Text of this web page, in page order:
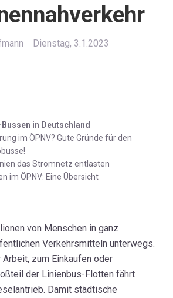
Dienstag, 3.1.2023
in Deutschland
im ÖPNV? Gute Gründe für den
das Stromnetz entlasten
im ÖPNV: Eine Übersicht
von Menschen in ganz
Verkehrsmitteln unterwegs.
zum Einkaufen oder
der Linienbus-Flotten fährt
Damit städtische